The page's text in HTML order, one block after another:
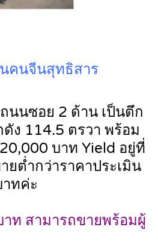
คนจีนสุทธิสาร
นซอย 2 ด้าน เป็นตึก
ง 114.5 ตรวา พร้อม
บาท Yield อยู่ที่
ยต่ำกว่าราคาประเมิน
ทค่ะ
ท สามารถขายพร้อมผู้